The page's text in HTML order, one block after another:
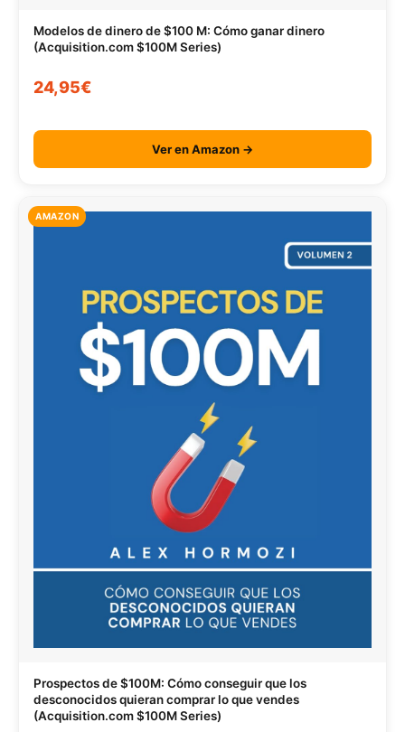
Modelos de dinero de $100 M: Cómo ganar dinero
(Acquisition.com $100M Series)
24,95€
Ver en Amazon →
AMAZON
Prospectos de $100M: Cómo conseguir que los
desconocidos quieran comprar lo que vendes
(Acquisition.com $100M Series)